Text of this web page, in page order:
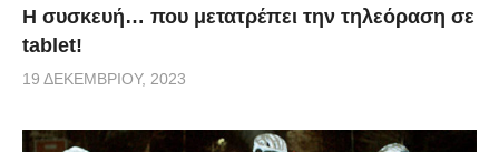
Η συσκευή… που μετατρέπει την τηλεόραση σε
tablet!
19 ΔΕΚΕΜΒΡΊΟΥ, 2023